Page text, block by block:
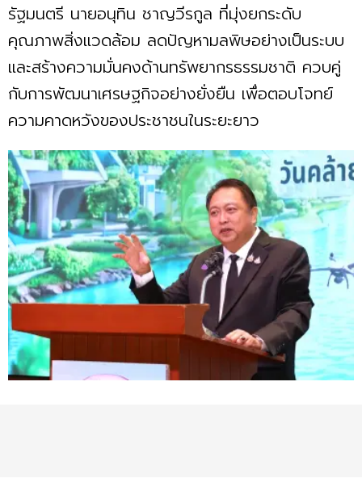
รัฐมนตรี นายอนุทิน ชาญวีรกูล ที่มุ่งยกระดับ
คุณภาพสิ่งแวดล้อม ลดปัญหามลพิษอย่างเป็นระบบ
และสร้างความมั่นคงด้านทรัพยากรธรรมชาติ ควบคู่
กับการพัฒนาเศรษฐกิจอย่างยั่งยืน เพื่อตอบโจทย์
ความคาดหวังของประชาชนในระยะยาว